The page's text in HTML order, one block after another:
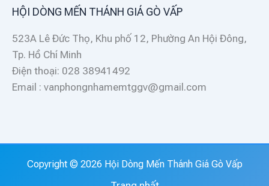
HỘI DÒNG MẾN THÁNH GIÁ GÒ VẤP
523A Lê Đức Thọ, Khu phố 12, Phường An Hội Đông,
Tp. Hồ Chí Minh
Điện thoại: 028 38941492
Email : vanphongnhamemtggv@gmail.com
Copyright © 2026 Hội Dòng Mến Thánh Giá Gò Vấp